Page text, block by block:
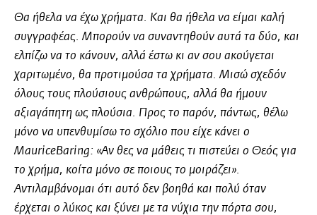
Θα ήθελα να έχω χρήματα. Και θα ήθελα να είμαι καλή
συγγραφέας. Μπορούν να συναντηθούν αυτά τα δύο, και
ελπίζω να το κάνουν, αλλά έστω κι αν σου ακούγεται
χαριτωμένο, θα προτιμούσα τα χρήματα. Μισώ σχεδόν
όλους τους πλούσιους ανθρώπους, αλλά θα ήμουν
αξιαγάπητη ως πλούσια. Προς το παρόν, πάντως, θέλω
μόνο να υπενθυμίσω το σχόλιο που είχε κάνει ο
MauriceBaring: «Αν θες να μάθεις τι πιστεύει ο Θεός για
το χρήμα, κοίτα μόνο σε ποιους το μοιράζει».
Αντιλαμβάνομαι ότι αυτό δεν βοηθά και πολύ όταν
έρχεται ο λύκος και ξύνει με τα νύχια την πόρτα σου,